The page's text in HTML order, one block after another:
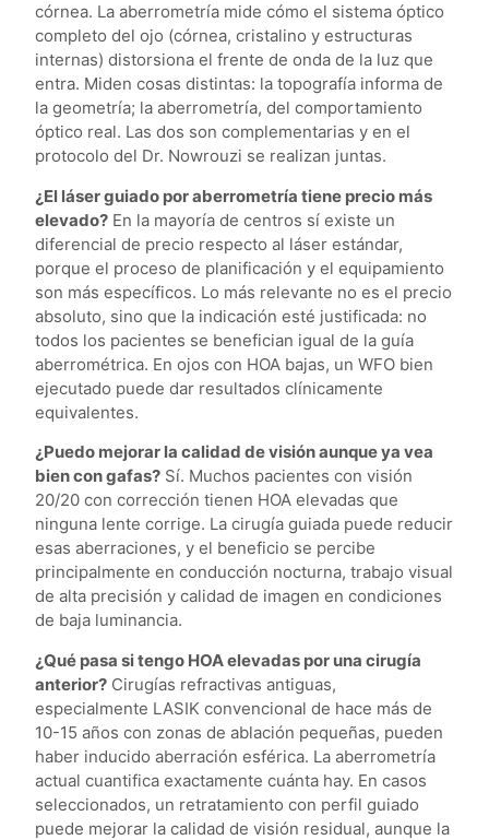
córnea. La aberrometría mide cómo el sistema óptico
completo del ojo (córnea, cristalino y estructuras
internas) distorsiona el frente de onda de la luz que
entra. Miden cosas distintas: la topografía informa de
la geometría; la aberrometría, del comportamiento
óptico real. Las dos son complementarias y en el
protocolo del Dr. Nowrouzi se realizan juntas.
¿El láser guiado por aberrometría tiene precio más
elevado? En la mayoría de centros sí existe un
diferencial de precio respecto al láser estándar,
porque el proceso de planificación y el equipamiento
son más específicos. Lo más relevante no es el precio
absoluto, sino que la indicación esté justificada: no
todos los pacientes se benefician igual de la guía
aberrométrica. En ojos con HOA bajas, un WFO bien
ejecutado puede dar resultados clínicamente
equivalentes.
¿Puedo mejorar la calidad de visión aunque ya vea
bien con gafas? Sí. Muchos pacientes con visión
20/20 con corrección tienen HOA elevadas que
ninguna lente corrige. La cirugía guiada puede reducir
esas aberraciones, y el beneficio se percibe
principalmente en conducción nocturna, trabajo visual
de alta precisión y calidad de imagen en condiciones
de baja luminancia.
¿Qué pasa si tengo HOA elevadas por una cirugía
anterior? Cirugías refractivas antiguas,
especialmente LASIK convencional de hace más de
10-15 años con zonas de ablación pequeñas, pueden
haber inducido aberración esférica. La aberrometría
actual cuantifica exactamente cuánta hay. En casos
seleccionados, un retratamiento con perfil guiado
puede mejorar la calidad de visión residual, aunque la